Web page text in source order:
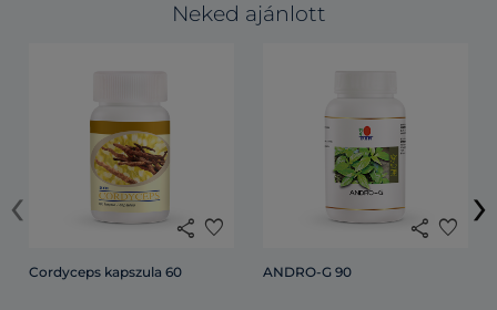
Neked ajánlott
share favorite
Cordyceps kapszula 60
share favorite
ANDRO-G 90
‹ ›